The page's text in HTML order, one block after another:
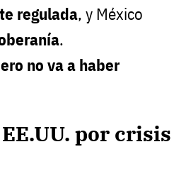
regulada, y México
.
no va a haber
por crisis